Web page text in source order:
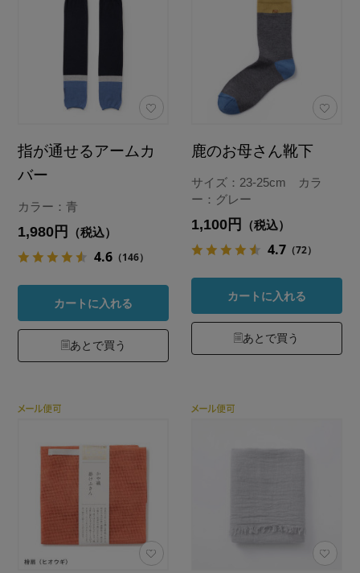
指が通せるアームカ
バー
カラー：青
1,980円 （税込）
4.6 （146）
カートに入れる
あとで買う
鹿のお母さん靴下
サイズ：23-25cm カラ
ー：グレー
1,100円 （税込）
4.7 （72）
カートに入れる
あとで買う